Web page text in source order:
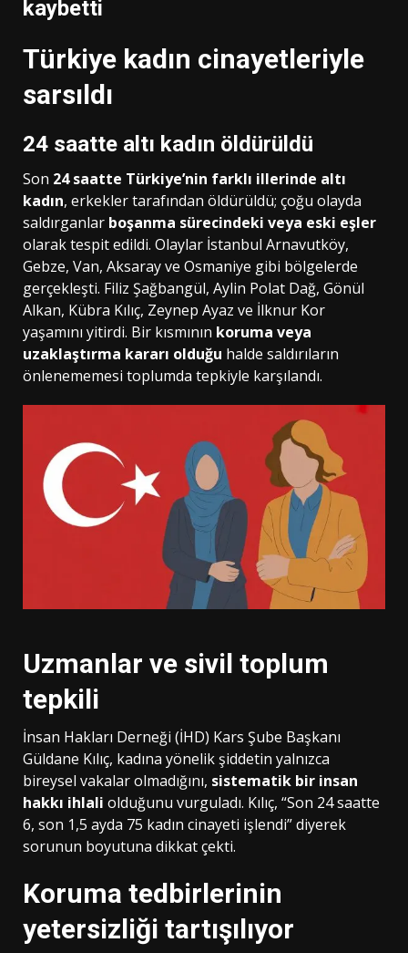
kaybetti
Türkiye kadın cinayetleriyle
sarsıldı
24 saatte altı kadın öldürüldü
Son 24 saatte Türkiye’nin farklı illerinde altı
kadın, erkekler tarafından öldürüldü; çoğu olayda
saldırganlar boşanma sürecindeki veya eski eşler
olarak tespit edildi. Olaylar İstanbul Arnavutköy,
Gebze, Van, Aksaray ve Osmaniye gibi bölgelerde
gerçekleşti. Filiz Şağbangül, Aylin Polat Dağ, Gönül
Alkan, Kübra Kılıç, Zeynep Ayaz ve İlknur Kor
yaşamını yitirdi. Bir kısmının koruma veya
uzaklaştırma kararı olduğu halde saldırıların
önlenememesi toplumda tepkiyle karşılandı.
Uzmanlar ve sivil toplum
tepkili
İnsan Hakları Derneği (İHD) Kars Şube Başkanı
Güldane Kılıç, kadına yönelik şiddetin yalnızca
bireysel vakalar olmadığını, sistematik bir insan
hakkı ihlali olduğunu vurguladı. Kılıç, “Son 24 saatte
6, son 1,5 ayda 75 kadın cinayeti işlendi” diyerek
sorunun boyutuna dikkat çekti.
Koruma tedbirlerinin
yetersizliği tartışılıyor